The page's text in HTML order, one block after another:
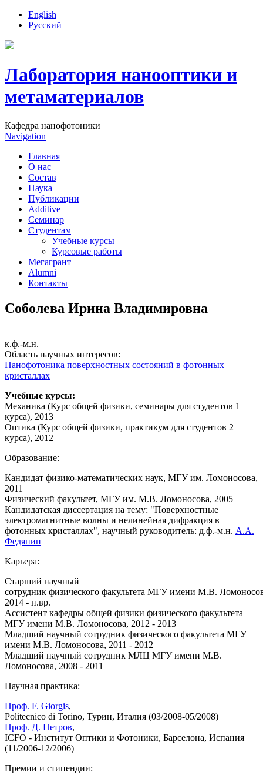
English
Русский
Лаборатория нанооптики и
метаматериалов
Кафедра нанофотоники
Navigation
Главная
О нас
Состав
Наука
Публикации
Additive
Семинар
Студентам
Учебные курсы
Курсовые работы
Мегагрант
Alumni
Контакты
Соболева Ирина Владимировна
к.ф.-м.н.
Область научных интересов:
Нанофотоника поверхностных состояний в фотонных
кристаллах
Учебные курсы:
Механика (Курс общей физики, семинары для студентов 1
курса), 2013
Оптика (Курс общей физики, практикум для студентов 2
курса), 2012
Образование:
Кандидат физико-математических наук, МГУ им. Ломоносова,
2011
Физический факультет, МГУ им. М.В. Ломоносова, 2005
Кандидатская диссертация на тему: "Поверхностные
электромагнитные волны и нелинейная дифракция в
фотонных кристаллах", научный руководитель: д.ф.-м.н. А.А.
Федянин
Карьера:
Старший научный
сотрудник физического факультета МГУ имени М.В.
2014 - н.вр.
Ассистент кафедры общей физики физического факультета
МГУ имени М.В. Ломоносова, 2012 - 2013
Младший научный сотрудник физического факультета МГУ
имени М.В. Ломоносова, 2011 - 2012
Младший научный сотрудник МЛЦ МГУ имени М.В.
Ломоносова, 2008 - 2011
Научная практика:
Проф. F. Giorgis,
Politecnico di Torino, Турин, Италия (03/2008-05/2008)
Проф. Д. Петров,
ICFO - Институт Оптики и Фотоники, Барселона, Испания
(11/2006-12/2006)
Премии и стипендии: